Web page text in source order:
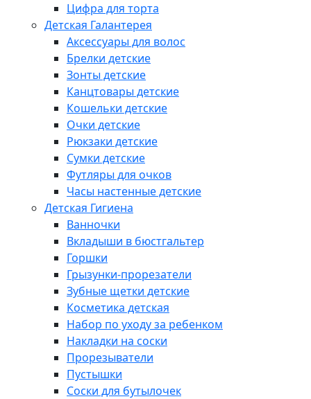
Цифра для торта
Детская Галантерея
Аксессуары для волос
Брелки детские
Зонты детские
Канцтовары детские
Кошельки детские
Очки детские
Рюкзаки детские
Сумки детские
Футляры для очков
Часы настенные детские
Детская Гигиена
Ванночки
Вкладыши в бюстгальтер
Горшки
Грызунки-прорезатели
Зубные щетки детские
Косметика детская
Набор по уходу за ребенком
Накладки на соски
Прорезыватели
Пустышки
Соски для бутылочек